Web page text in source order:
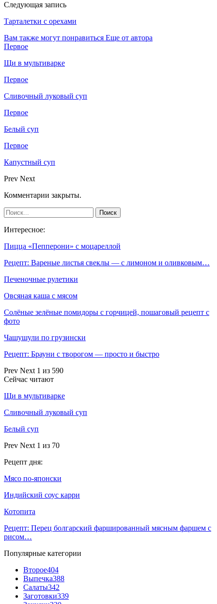
Следующая запись
Тарталетки с орехами
Вам также могут понравиться Еще от автора
Первое
Щи в мультиварке
Первое
Сливочный луковый суп
Первое
Белый суп
Первое
Капустный суп
Prev Next
Комментарии закрыты.
Интересное:
Пицца «Пепперони» с моцареллой
Рецепт: Вареные листья свеклы — с лимоном и оливковым…
Печеночные рулетики
Овсяная каша с мясом
Солёные зелёные помидоры с горчицей, пошаговый рецепт с
фото
Чашушули по грузински
Рецепт: Брауни с творогом — просто и быстро
Prev Next 1 из 590
Сейчас читают
Щи в мультиварке
Сливочный луковый суп
Белый суп
Prev Next 1 из 70
Рецепт дня:
Мясо по-японски
Индийский соус карри
Котопита
Рецепт: Перец болгарский фаршированный мясным фаршем с
рисом…
Популярные категории
Второе404
Выпечка388
Салаты342
Заготовки339